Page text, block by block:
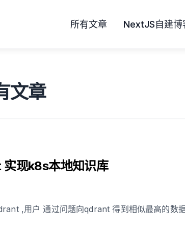
所有文章 NextJS自建博
文章
现k8s本地知识库
,用户 通过问题向qdrant 得到相似最高的数